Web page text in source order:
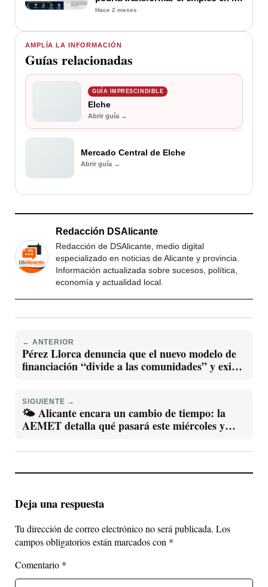
AMPLÍA LA INFORMACIÓN
Guías relacionadas
GUÍA IMPRESCINDIBLE
Elche
Abrir guía →
Mercado Central de Elche
Abrir guía →
provincia
Hace 2 meses
Redacción DSAlicante
Redacción de DSAlicante, medio digital
especializado en noticias de Alicante y provincia.
Información actualizada sobre sucesos, política,
economía y actualidad local.
← ANTERIOR
Pérez Llorca denuncia que el nuevo modelo de
financiación “divide a las comunidades” y exige
SIGUIENTE →
🌤️ Alicante encara un cambio de tiempo: la
AEMET detalla qué pasará este miércoles y
Deja una respuesta
Tu dirección de correo electrónico no será publicada. Los
campos obligatorios están marcados con *
Comentario *